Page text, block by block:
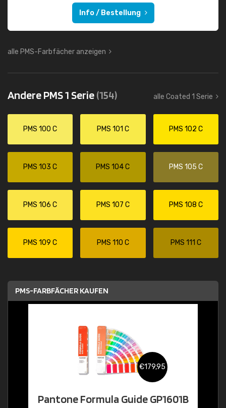
Info / Bestellung
alle PMS-Farbfächer anzeigen
Andere PMS 1 Serie(154) alle Coated 1 Serie
PMS 100 C PMS 101 C PMS 102 C
PMS 103 C PMS 104 C PMS 105 C
PMS 106 C PMS 107 C PMS 108 C
PMS 109 C PMS 110 C PMS 111 C
PMS-FARBFÄCHER KAUFEN
€179,95
Pantone Formula Guide GP1601B